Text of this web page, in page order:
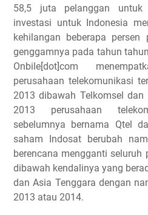
58,5 juta pelanggan untuk
investasi untuk Indonesia
kehilangan beberapa persen
genggamnya pada tahun
Onbile[dot]com
perusahaan telekomunikasi
2013 dibawah Telkomsel
2013 perusahaan
sebelumnya bernama Qtel
saham Indosat berubah
berencana mengganti
dibawah kendalinya yang
dan Asia Tenggara dengan
2013 atau 2014.